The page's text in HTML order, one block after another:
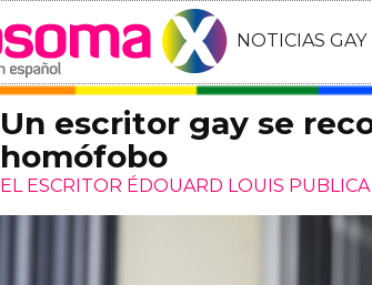
NOTICIAS GAY
Un escritor gay se
homófobo
EL ESCRITOR ÉDOUARD LOUIS